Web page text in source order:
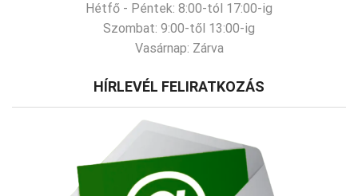
Hétfő - Péntek: 8:00-tól 17:00-ig
Szombat: 9:00-től 13:00-ig
Vasárnap: Zárva
HÍRLEVÉL FELIRATKOZÁS